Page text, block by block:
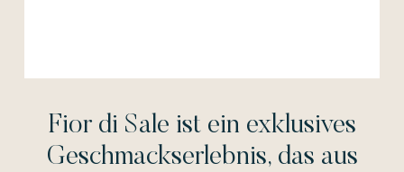
Fior di Sale ist ein exklusives
Geschmackserlebnis, das aus